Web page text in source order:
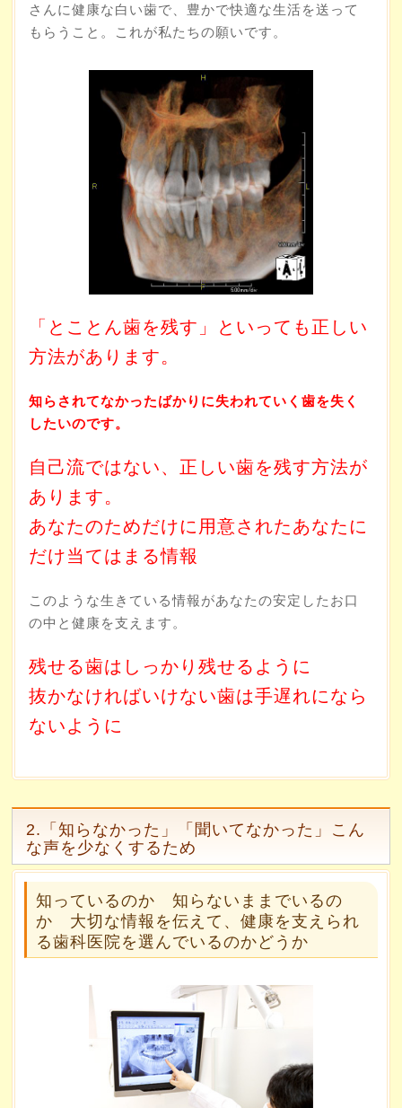
さんに健康な白い歯で、豊かで快適な生活を送って
もらうこと。これが私たちの願いです。
「とことん歯を残す」といっても正しい
方法があります。
知らされてなかったばかりに失われていく歯を失く
したいのです。
自己流ではない、正しい歯を残す方法が
あります。
あなたのためだけに用意されたあなたに
だけ当てはまる情報
このような生きている情報があなたの安定したお口
の中と健康を支えます。
残せる歯はしっかり残せるように
抜かなければいけない歯は手遅れになら
ないように
2.「知らなかった」「聞いてなかった」こん
な声を少なくするため
知っているのか 知らないままでいるの
か 大切な情報を伝えて、健康を支えられ
る歯科医院を選んでいるのかどうか